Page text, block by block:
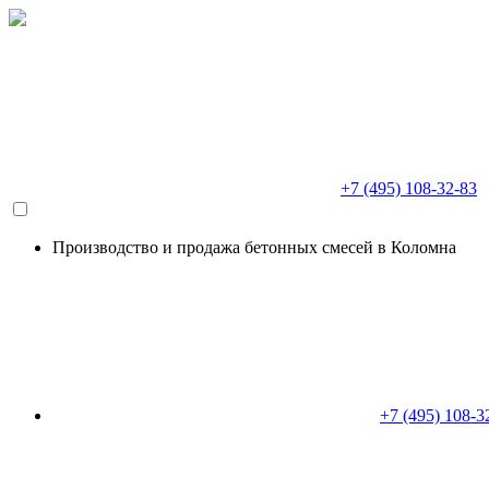
+7 (495) 108-32-83
Производство и продажа бетонных смесей в Коломна
+7 (495) 108-